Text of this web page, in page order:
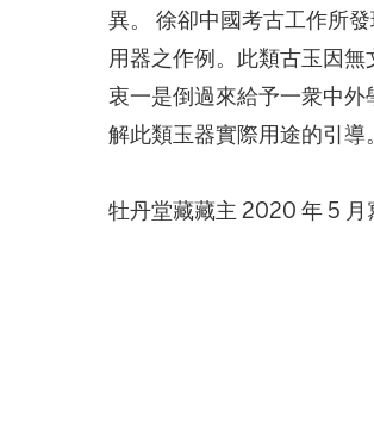
異。 徐卻中國考古工作所
用器之作例。此類古玉因
衷一是倒過來給予一衆中
解此類玉器實際用途的引導。
牡丹堂藏藏主 2020 年 5 月